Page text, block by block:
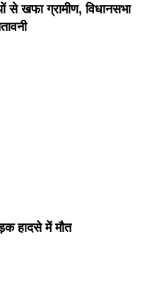
से खफा ग्रामीण, विधानसभा
हादसे में मौत